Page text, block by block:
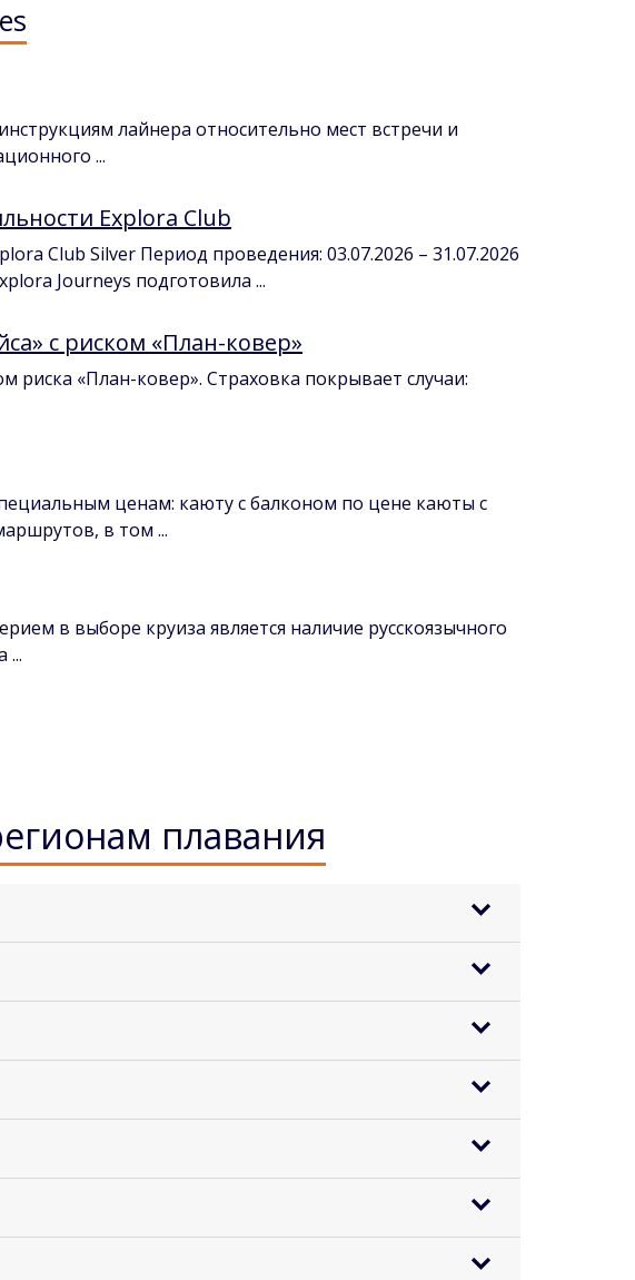
лайнера относительно мест встречи и
...
Explora Club
Club Silver Период проведения: 03.07.2026 – 31.07.2026
Journeys подготовила ...
с риском «План-ковер»
риска «План-ковер». Страховка покрывает случаи:
ценам: каюту с балконом по цене каюты с
в том ...
в выборе круиза является наличие русскоязычного
...
плавания